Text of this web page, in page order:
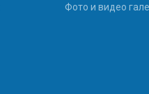
Фото и видео